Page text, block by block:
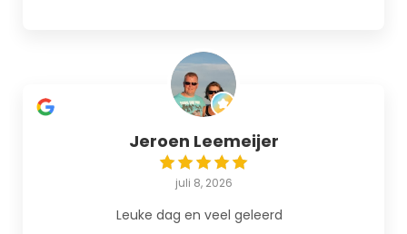
Jeroen Leemeijer
juli 8, 2026
Leuke dag en veel geleerd